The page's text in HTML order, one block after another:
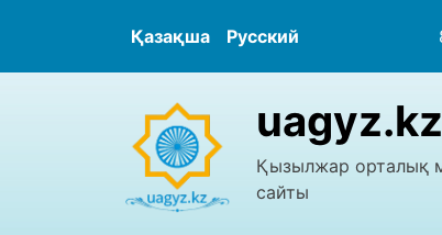
Қазақша Русский
uagyz.kz
Қызылжар орталық
сайты